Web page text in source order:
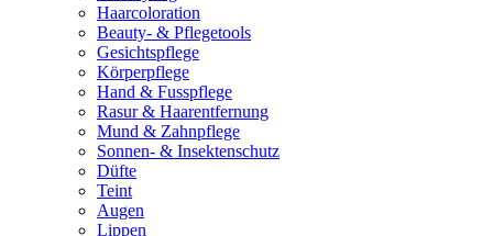
Haarcoloration
Beauty- & Pflegetools
Gesichtspflege
Körperpflege
Hand & Fusspflege
Rasur & Haarentfernung
Mund & Zahnpflege
Sonnen- & Insektenschutz
Düfte
Teint
Augen
Lippen